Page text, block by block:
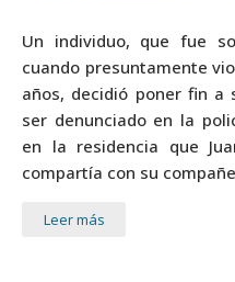
Un individuo, que fue
cuando presuntamente
años, decidió poner fin
ser denunciado en la
en la residencia que
compartía con su
Leer más